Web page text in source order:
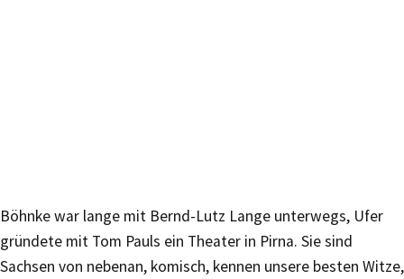
Böhnke war lange mit Bernd-Lutz Lange unterwegs, Ufer
gründete mit Tom Pauls ein Theater in Pirna. Sie sind
Sachsen von nebenan, komisch, kennen unsere besten Witze,